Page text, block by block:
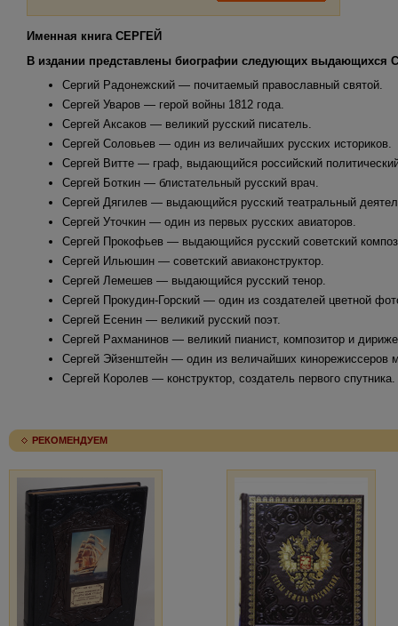
Именная книга СЕРГЕЙ
В издании представлены биографии следующих выдающихся
Сергий Радонежский — почитаемый православный святой.
Сергей Уваров — герой войны 1812 года.
Сергей Аксаков — великий русский писатель.
Сергей Соловьев — один из величайших русских историков.
Сергей Витте — граф, выдающийся российский
Сергей Боткин — блистательный русский врач.
Сергей Дягилев — выдающийся русский театральный
Сергей Уточкин — один из первых русских авиаторов.
Сергей Прокофьев — выдающийся русский советский
Сергей Ильюшин — советский авиаконструктор.
Сергей Лемешев — выдающийся русский тенор.
Сергей Прокудин-Горский — один из создателей цветной
Сергей Есенин — великий русский поэт.
Сергей Рахманинов — великий пианист, композитор и
Сергей Эйзенштейн — один из величайших кинорежиссеров
Сергей Королев — конструктор, создатель первого спутника.
РЕКОМЕНДУЕМ